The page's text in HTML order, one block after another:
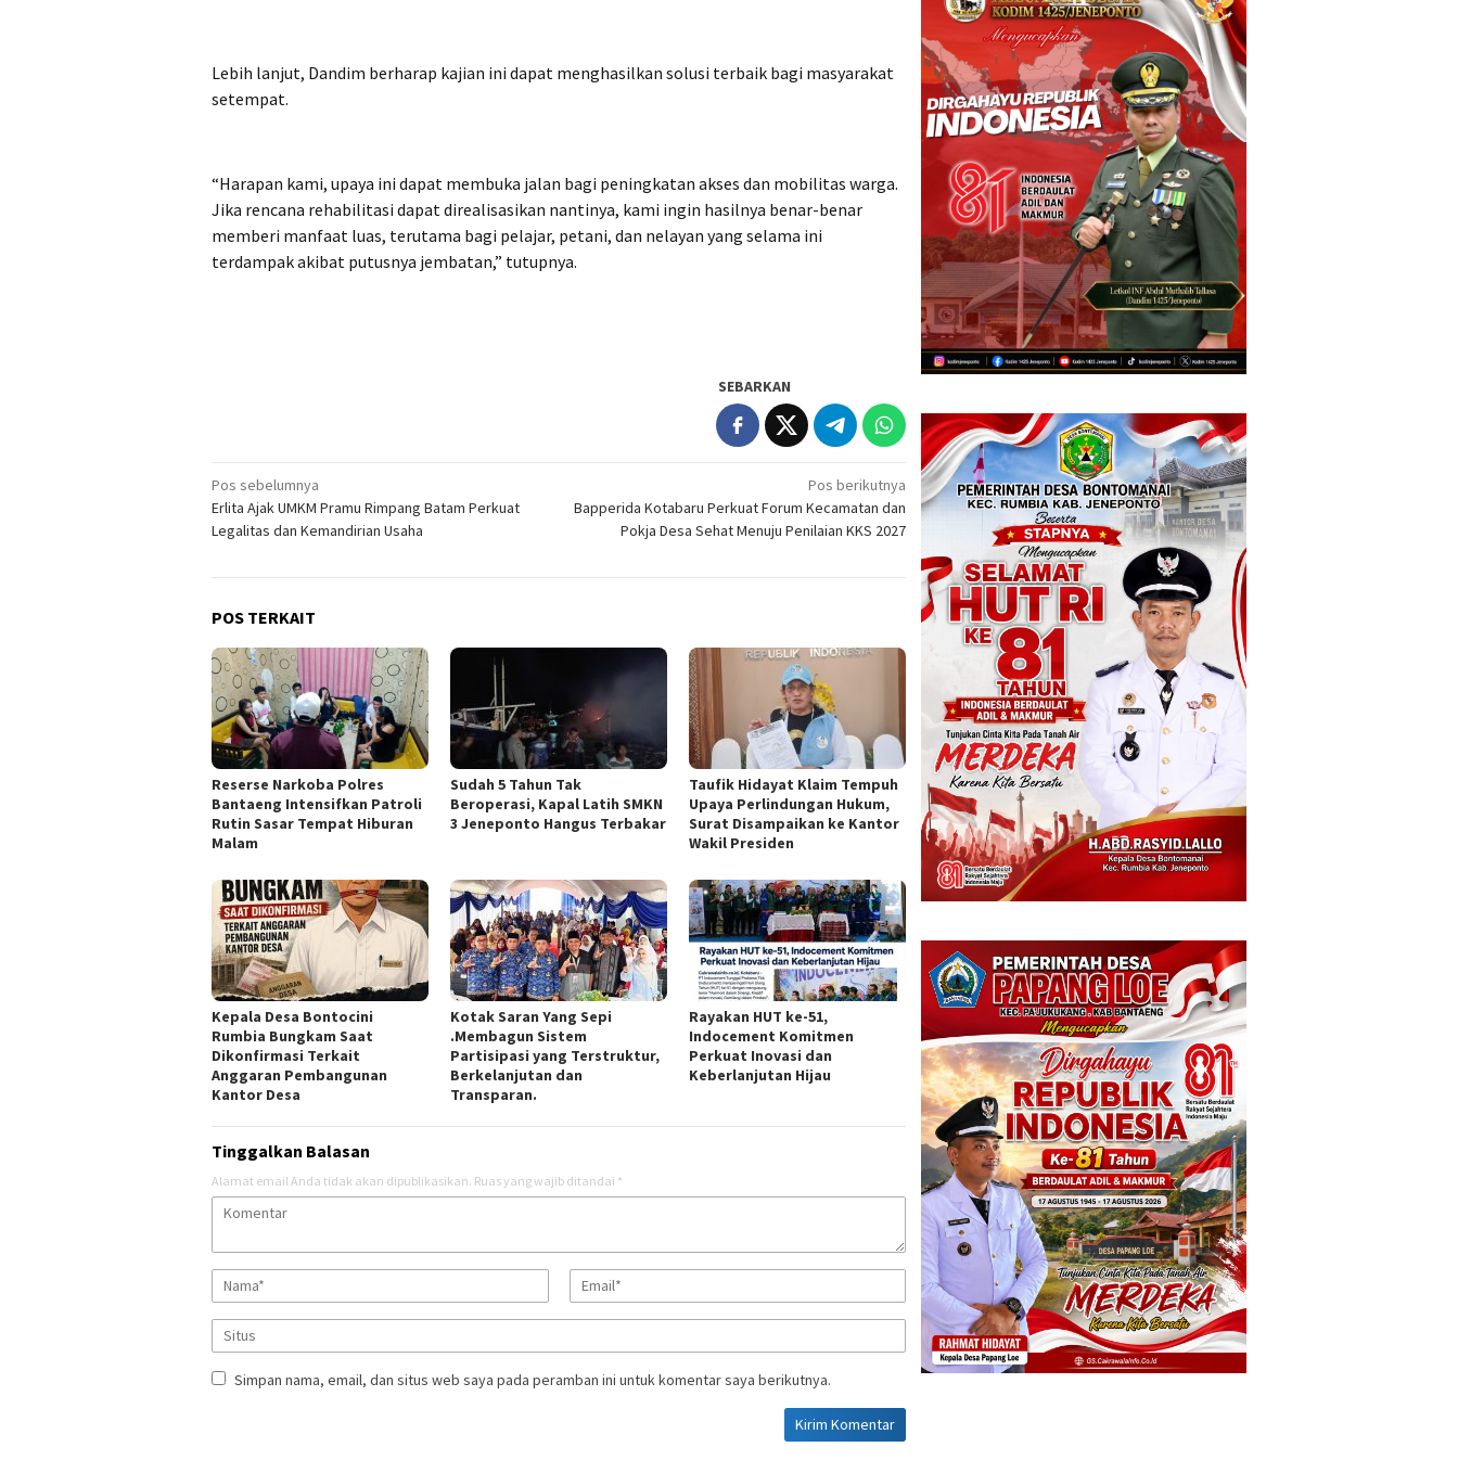
Lebih lanjut, Dandim berharap kajian ini dapat menghasilkan solusi terbaik bagi masyarakat
setempat.
“Harapan kami, upaya ini dapat membuka jalan bagi peningkatan akses dan mobilitas warga.
Jika rencana rehabilitasi dapat direalisasikan nantinya, kami ingin hasilnya benar-benar
memberi manfaat luas, terutama bagi pelajar, petani, dan nelayan yang selama ini
terdampak akibat putusnya jembatan,” tutupnya.
SEBARKAN
Navigasi
pos
Pos sebelumnya
Erlita Ajak UMKM Pramu Rimpang Batam Perkuat
Legalitas dan Kemandirian Usaha
Pos berikutnya
Bapperida Kotabaru Perkuat Forum Kecamatan dan
Pokja Desa Sehat Menuju Penilaian KKS 2027
POS TERKAIT
Reserse Narkoba Polres
Bantaeng Intensifkan Patroli
Rutin Sasar Tempat Hiburan
Malam
Sudah 5 Tahun Tak
Beroperasi, Kapal Latih SMKN
3 Jeneponto Hangus Terbakar
Taufik Hidayat Klaim Tempuh
Upaya Perlindungan Hukum,
Surat Disampaikan ke Kantor
Wakil Presiden
Kepala Desa Bontocini
Rumbia Bungkam Saat
Dikonfirmasi Terkait
Anggaran Pembangunan
Kantor Desa
Kotak Saran Yang Sepi
.Membagun Sistem
Partisipasi yang Terstruktur,
Berkelanjutan dan
Transparan.
Rayakan HUT ke-51,
Indocement Komitmen
Perkuat Inovasi dan
Keberlanjutan Hijau
Tinggalkan Balasan
Alamat email Anda tidak akan dipublikasikan. Ruas yang wajib ditandai *
Simpan nama, email, dan situs web saya pada peramban ini untuk komentar saya berikutnya.